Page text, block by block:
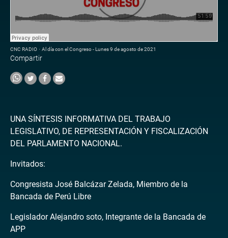
CNC RADIO · Al día con el Congreso - Lunes 9 de agosto de 2021
Compartir
UNA SÍNTESIS INFORMATIVA DEL TRABAJO
LEGISLATIVO, DE REPRESENTACIÓN Y FISCALIZACIÓN
DEL PARLAMENTO NACIONAL.
Invitados:
Congresista José Balcázar Zelada, Miembro de la
Bancada de Perú Libre
Legislador Alejandro soto, Integrante de la Bancada de
APP